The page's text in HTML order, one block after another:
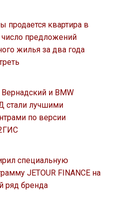
продается квартира в
предложений
жилья за два года
и BMW
лучшими
по версии
специальную
JETOUR FINANCE на
ряд бренда